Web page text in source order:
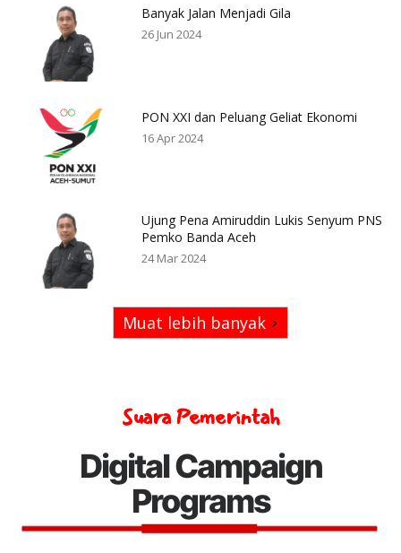
Banyak Jalan Menjadi Gila
26 Jun 2024
PON XXI dan Peluang Geliat Ekonomi
16 Apr 2024
Ujung Pena Amiruddin Lukis Senyum PNS
Pemko Banda Aceh
24 Mar 2024
Muat lebih banyak
Suara Pemerintah
Digital Campaign
Programs